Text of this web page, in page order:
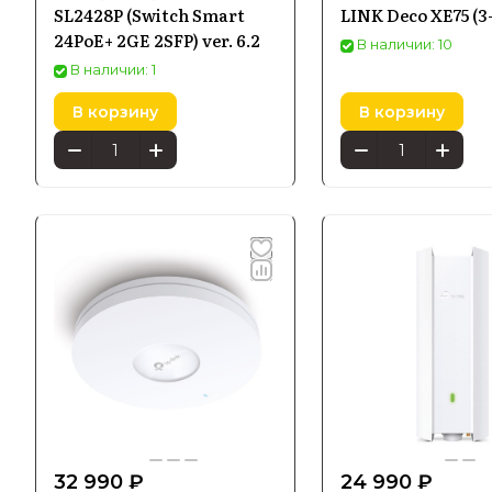
Среди
Tp-Link
для
SL2428P (Switch Smart
24PoE+ 2GE 2SFP) ver. 6.2
В наличии: 1
В корзину
LINK Deco XE75
В наличии: 10
В корзину
32 990 ₽ 24 990 ₽